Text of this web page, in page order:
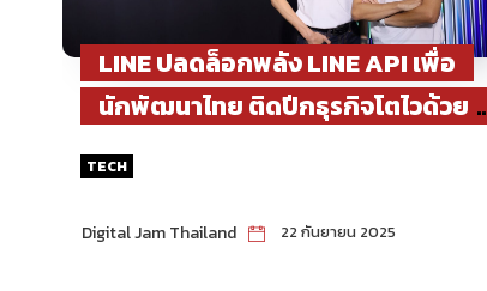
LINE ปลดล็อกพลัง LINE API เพื่อ
นักพัฒนาไทย ติดปีกธุรกิจโตไวด้วย
LINE MINI App
TECH
Digital Jam Thailand 22 กันยายน 2025